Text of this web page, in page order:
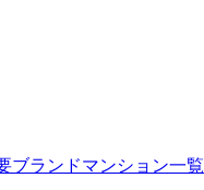
ブランドマンション一覧